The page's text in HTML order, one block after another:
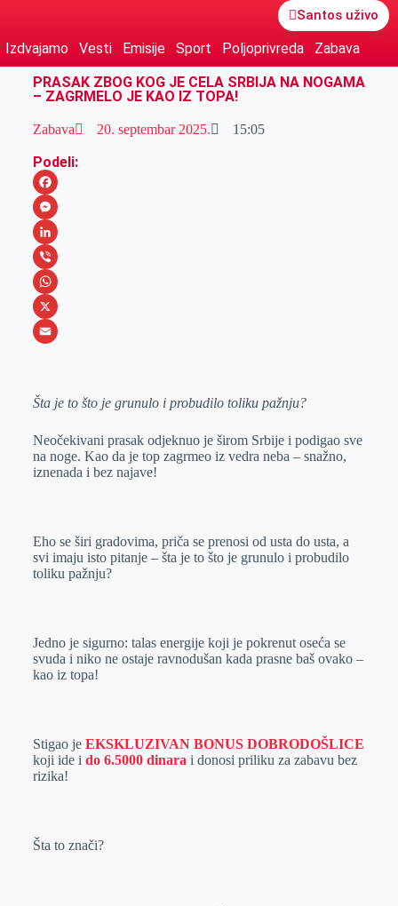
Santos uživo
Izdvajamo Vesti Emisije Sport Poljoprivreda
Zabava
PRASAK ZBOG KOG JE CELA SRBIJA NA NOGAMA
– ZAGRMELO JE KAO IZ TOPA!
Zabava 20. septembar 2025. 15:05
Podeli:
F
a
c
e
b
o
M
e
s
s
e
e
L
i
n
k
I
V
i
b
W
h
s
p
p
X
a
l
Šta je to što je grunulo i probudilo toliku pažnju?
Neočekivani prasak odjeknuo je širom Srbije i podigao sve
na noge. Kao da je top zagrmeo iz vedra neba – snažno,
iznenada i bez najave!
Eho se širi gradovima, priča se prenosi od usta do usta, a
svi imaju isto pitanje – šta je to što je grunulo i probudilo
toliku pažnju?
Jedno je sigurno: talas energije koji je pokrenut oseća se
svuda i niko ne ostaje ravnodušan kada prasne baš ovako –
kao iz topa!
Stigao je EKSKLUZIVAN BONUS DOBRODOŠLICE
koji ide i do 6.5000 dinara i donosi priliku za zabavu bez
rizika!
Šta to znači?